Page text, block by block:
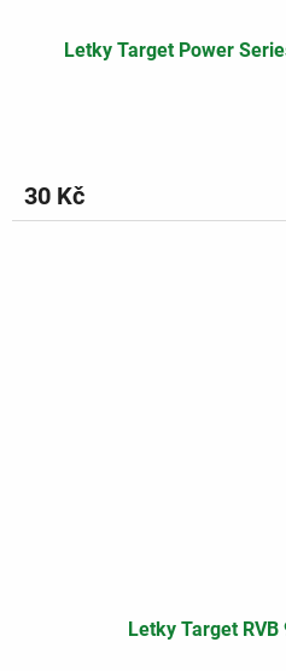
Letky Target Power
30 Kč
Letky Target